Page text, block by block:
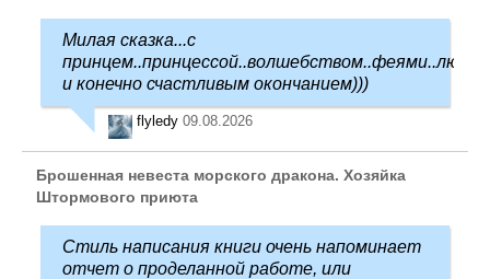
Милая сказка...с
и конечно счастливым окончанием)))
flyledy 09.08.2026
Брошенная невеста морского дракона. Хозяйка
Штормового приюта
Стиль написания книги очень напоминает
отчет о проделанной работе, или